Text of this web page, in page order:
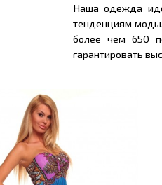
Наша одежда
тенденциям
более чем 650
гарантировать